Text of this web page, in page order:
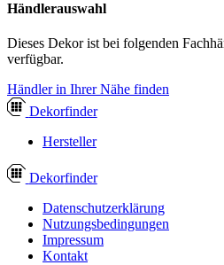
Händlerauswahl
Dieses Dekor ist bei folgenden
verfügbar.
Händler in Ihrer Nähe finden
Dekorfinder
Hersteller
Dekorfinder
Datenschutzerklärung
Nutzungsbedingungen
Impressum
Kontakt